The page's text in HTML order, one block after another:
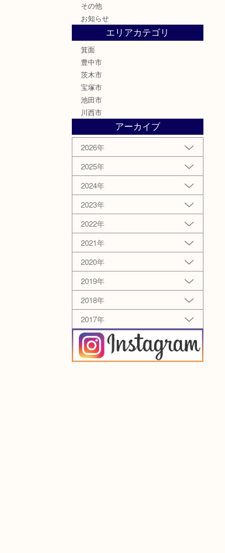
その他
お知らせ
エリアカテゴリ
箕面
豊中市
茨木市
宝塚市
池田市
川西市
アーカイブ
2026年
2025年
2024年
2023年
2022年
2021年
2020年
2019年
2018年
2017年